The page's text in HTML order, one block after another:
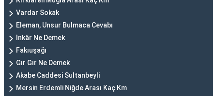
Vardar Sokak
Eleman, Unsur Bulmaca Cevabı
İnkâr Ne Demek
Fakıuşağı
Gır Gır Ne Demek
Akabe Caddesi Sultanbeyli
Mersin Erdemli Niğde Arası Kaç Km